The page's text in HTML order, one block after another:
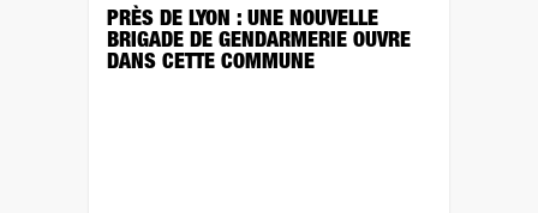
PRÈS DE LYON : UNE NOUVELLE
BRIGADE DE GENDARMERIE OUVRE
DANS CETTE COMMUNE